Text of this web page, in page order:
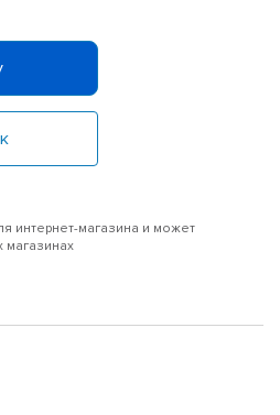
интернет-магазина и может
магазинах